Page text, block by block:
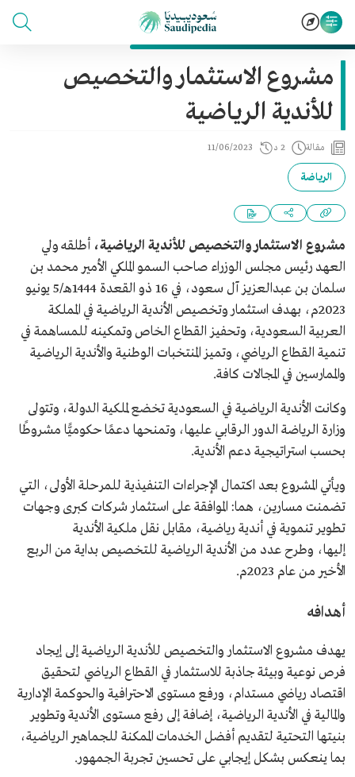
مشروع الاستثمار والتخصيص
للأندية الرياضية
مقالة 2 د 11/06/2023
الرياضة
مشروع الاستثمار والتخصيص للأندية الرياضية، أطلقه ولي
العهد رئيس مجلس الوزراء صاحب السمو الملكي الأمير محمد بن
سلمان بن عبدالعزيز آل سعود، في 16 ذو القعدة 1444هـ/5 يونيو
2023م، بهدف استثمار وتخصيص الأندية الرياضية في المملكة
العربية السعودية، وتحفيز القطاع الخاص وتمكينه للمساهمة في
تنمية القطاع الرياضي، وتميز المنتخبات الوطنية والأندية الرياضية
والممارسين في المجالات كافة.
وكانت الأندية الرياضية في السعودية تخضع لملكية الدولة، وتتولى
وزارة الرياضة الدور الرقابي عليها، وتمنحها دعمًا حكوميًّا مشروطًا
بحسب استراتيجية دعم الأندية.
ويأتي المشروع بعد اكتمال الإجراءات التنفيذية للمرحلة الأولى، التي
تضمنت مسارين، هما: الموافقة على استثمار شركات كبرى وجهات
تطوير تنموية في أندية رياضية، مقابل نقل ملكية الأندية
إليها، وطرح عدد من الأندية الرياضية للتخصيص بداية من الربع
الأخير من عام 2023م.
أهدافه
يهدف مشروع الاستثمار والتخصيص للأندية الرياضية إلى إيجاد
فرص نوعية وبيئة جاذبة للاستثمار في القطاع الرياضي لتحقيق
اقتصاد رياضي مستدام، ورفع مستوى الاحترافية والحوكمة الإدارية
والمالية في الأندية الرياضية، إضافة إلى رفع مستوى الأندية وتطوير
بنيتها التحتية لتقديم أفضل الخدمات الممكنة للجماهير الرياضية،
بما ينعكس بشكل إيجابي على تحسين تجربة الجمهور.